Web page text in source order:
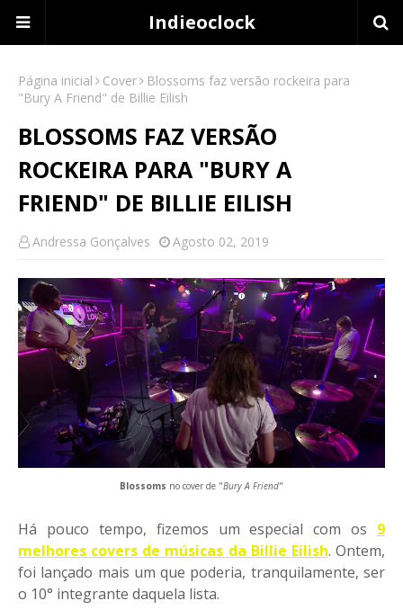
Indieoclock
Página inicial Cover
Blossoms faz versão rockeira para
"Bury A Friend" de Billie Eilish
BLOSSOMS FAZ VERSÃO
ROCKEIRA PARA "BURY A
FRIEND" DE BILLIE EILISH
Andressa Gonçalves Agosto 02, 2019
Blossoms no cover de "Bury A Friend"
Há pouco tempo, fizemos um especial com os 9
melhores covers de músicas da Billie Eilish. Ontem,
foi lançado mais um que poderia, tranquilamente, ser
o 10° integrante daquela lista.